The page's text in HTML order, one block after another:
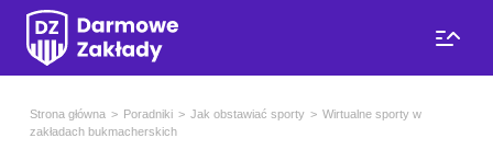
Strona główna Poradniki Jak obstawiać sporty
Wirtualne sporty w
zakładach bukmacherskich